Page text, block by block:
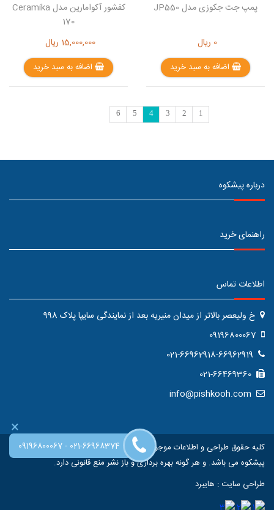
پمپ جت جکوزی مدل JP550
0 ریال
اضافه به سبد خرید
کفشور آکوامارین مدل Ceramika
170
15,000,000 ریال
اضافه به سبد خرید
1
2
3
4
5
6
درباره پیشکوه
راهنمای خرید
اطلاعات تماس
خ ولیعصر بالاتر از میدان منیریه بعد از نمایندگی سایپا پلاک 998
کلیه حقوق طراحی و اطلاعات موجود در این سایت متعلق به فروشگاه اینترنتی
پیشکوه می باشد. و هر گونه بهره برداری و باز نشر منع قانونی دارد.
طراحی سایت: هایبرد
×
09196800067- 021-66968374